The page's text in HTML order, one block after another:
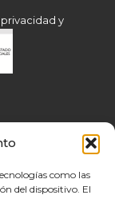
como las
del dispositivo. El
y